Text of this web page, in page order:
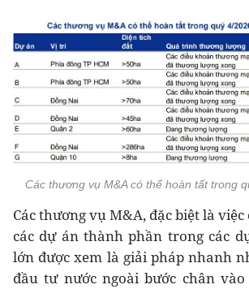
Các thương vụ M&A có thể hoàn tất trong
Các thương vụ M&A, đặc biệt là
các dự án thành phần trong các
lớn được xem là giải pháp nhanh
đầu tư nước ngoài bước chân